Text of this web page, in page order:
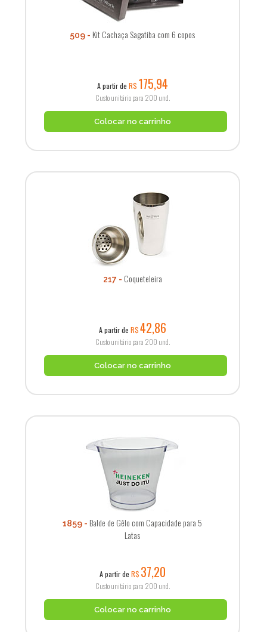
509 Kit Cachaça Sagatiba com 6 copos
A partir de R$ 175,94
Custo unitário para 200 und.
Colocar no carrinho
217 Coqueteleira
A partir de R$42,86
Custo unitário para 200 und.
Colocar no carrinho
1859
Balde de Gêlo com Capacidade para 5
Latas
A partir de R$ 37,20
Custo unitário para 200 und.
Colocar no carrinho